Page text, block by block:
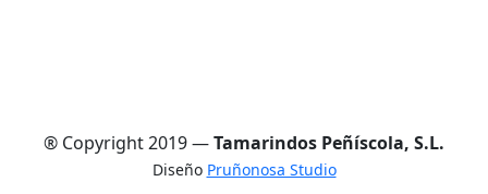
® Copyright 2019 —Tamarindos Peñíscola, S.L.
Diseño Pruñonosa Studio